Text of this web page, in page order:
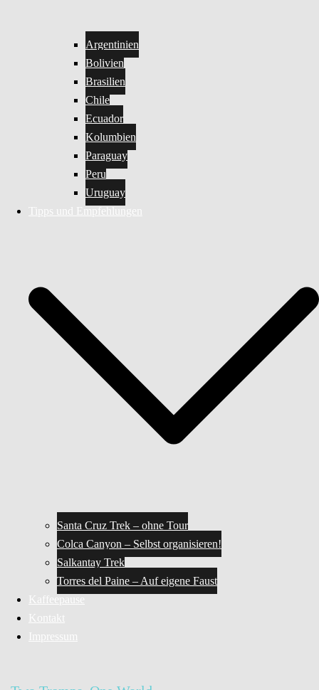
Argentinien
Bolivien
Brasilien
Chile
Ecuador
Kolumbien
Paraguay
Peru
Uruguay
Tipps und Empfehlungen
Santa Cruz Trek – ohne Tour
Colca Canyon – Selbst organisieren!
Salkantay Trek
Torres del Paine – Auf eigene Faust
Kaffeepause
Kontakt
Impressum